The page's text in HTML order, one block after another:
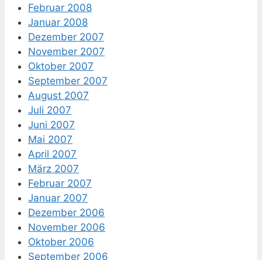
Februar 2008
Januar 2008
Dezember 2007
November 2007
Oktober 2007
September 2007
August 2007
Juli 2007
Juni 2007
Mai 2007
April 2007
März 2007
Februar 2007
Januar 2007
Dezember 2006
November 2006
Oktober 2006
September 2006